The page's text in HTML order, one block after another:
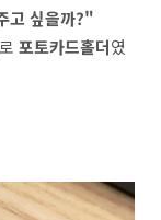
고 싶을까?"
포토카드홀더였